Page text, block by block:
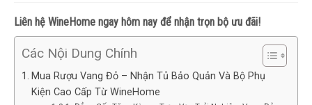
Liên hệ WineHome ngay hôm nay để nhận trọn bộ ưu đãi!
Các Nội Dung Chính
Mua Rượu Vang Đỏ – Nhận Tủ Bảo Quản Và Bộ Phụ
Kiện Cao Cấp Từ WineHome